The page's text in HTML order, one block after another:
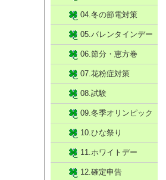
04.冬の節電対策
05.バレンタインデー
06.節分・恵方巻
07.花粉症対策
08.試験
09.冬季オリンピック
10.ひな祭り
11.ホワイトデー
12.確定申告